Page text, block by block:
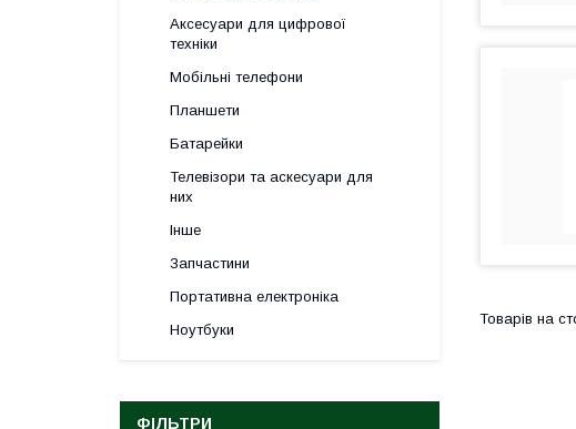
Аксесуари для цифрової
техніки
Мобільні телефони
Планшети
Батарейки
Телевізори та аскесуари для
них
Інше
Запчастини
Портативна електроніка
Ноутбуки
ФІЛЬТРИ